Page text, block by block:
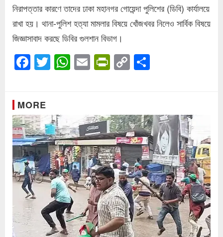
নিরাপত্তার কারণে তাদের ঢাকা মহানগর গোয়েন্দা পুলিশের (ডিবি) কার্যালয়ে
রাখা হয়। থানা-পুলিশ হত্যা মামলার বিষয়ে খোঁজখবর নিলেও সার্বিক বিষয়ে
জিজ্ঞাসাবাদ করছে ডিবির গুলশান বিভাগ।
Facebook
Twitter
WhatsApp
EmailPrintFriendly
Copy
Link
MORE